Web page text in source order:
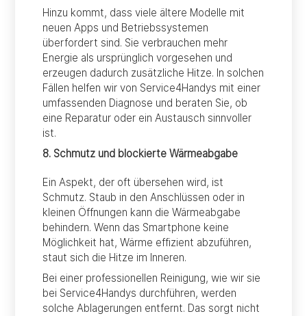
Hinzu kommt, dass viele ältere Modelle mit
neuen Apps und Betriebssystemen
überfordert sind. Sie verbrauchen mehr
Energie als ursprünglich vorgesehen und
erzeugen dadurch zusätzliche Hitze. In solchen
Fällen helfen wir von Service4Handys mit einer
umfassenden Diagnose und beraten Sie, ob
eine Reparatur oder ein Austausch sinnvoller
ist.
8. Schmutz und blockierte Wärmeabgabe
Ein Aspekt, der oft übersehen wird, ist
Schmutz. Staub in den Anschlüssen oder in
kleinen Öffnungen kann die Wärmeabgabe
behindern. Wenn das Smartphone keine
Möglichkeit hat, Wärme effizient abzuführen,
staut sich die Hitze im Inneren.
Bei einer professionellen Reinigung, wie wir sie
bei Service4Handys durchführen, werden
solche Ablagerungen entfernt. Das sorgt nicht